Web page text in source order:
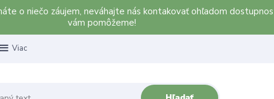
o niečo záujem, neváhajte nás kontakovať ohľadom
vám pomôžeme!
Viac